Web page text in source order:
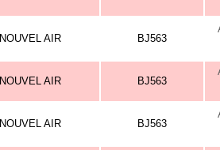
NOUVEL AIR BJ563
NOUVEL AIR BJ563
NOUVEL AIR BJ563